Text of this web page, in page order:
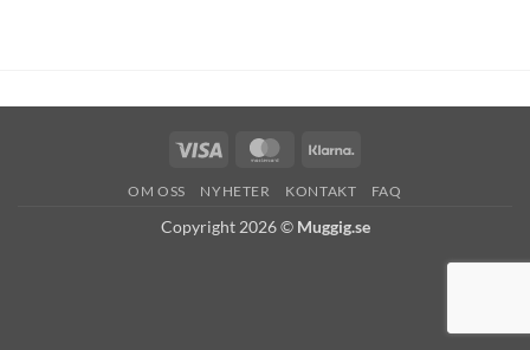
Visa MasterCard
OM OSS NYHETER KONTAKT FAQ
Copyright 2026 © Muggig.se